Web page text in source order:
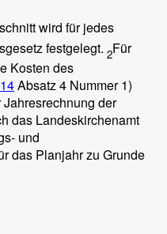
wird für jedes
festgelegt. 2Für
Kosten des
Absatz 4 Nummer 1)
der
das Landeskirchenamt
und
das Planjahr zu Grunde